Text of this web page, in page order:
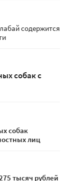
содержится
собак с
собак
лиц
тысяч рублей